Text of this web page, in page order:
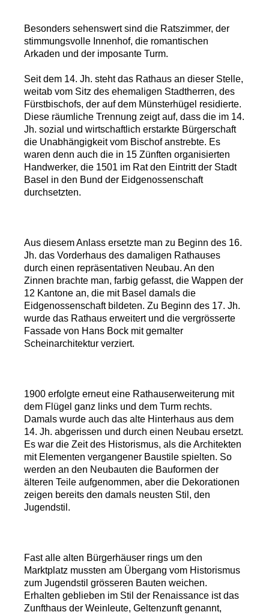
Besonders sehenswert sind die Ratszimmer, der
stimmungsvolle Innenhof, die romantischen
Arkaden und der imposante Turm.
Seit dem 14. Jh. steht das Rathaus an dieser Stelle,
weitab vom Sitz des ehemaligen Stadtherren, des
Fürstbischofs, der auf dem Münsterhügel residierte.
Diese räumliche Trennung zeigt auf, dass die im 14.
Jh. sozial und wirtschaftlich erstarkte Bürgerschaft
die Unabhängigkeit vom Bischof anstrebte. Es
waren denn auch die in 15 Zünften organisierten
Handwerker, die 1501 im Rat den Eintritt der Stadt
Basel in den Bund der Eidgenossenschaft
durchsetzten.
Aus diesem Anlass ersetzte man zu Beginn des 16.
Jh. das Vorderhaus des damaligen Rathauses
durch einen repräsentativen Neubau. An den
Zinnen brachte man, farbig gefasst, die Wappen der
12 Kantone an, die mit Basel damals die
Eidgenossenschaft bildeten. Zu Beginn des 17. Jh.
wurde das Rathaus erweitert und die vergrösserte
Fassade von Hans Bock mit gemalter
Scheinarchitektur verziert.
1900 erfolgte erneut eine Rathauserweiterung mit
dem Flügel ganz links und dem Turm rechts.
Damals wurde auch das alte Hinterhaus aus dem
14. Jh. abgerissen und durch einen Neubau ersetzt.
Es war die Zeit des Historismus, als die Architekten
mit Elementen vergangener Baustile spielten. So
werden an den Neubauten die Bauformen der
älteren Teile aufgenommen, aber die Dekorationen
zeigen bereits den damals neusten Stil, den
Jugendstil.
Fast alle alten Bürgerhäuser rings um den
Marktplatz mussten am Übergang vom Historismus
zum Jugendstil grösseren Bauten weichen.
Erhalten geblieben im Stil der Renaissance ist das
Zunfthaus der Weinleute, Geltenzunft genannt,